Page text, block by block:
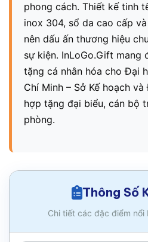
phong cách. Thiết kế tinh
inox 304, sổ da cao cấp
nên dấu ấn thương hiệu
sự kiện. InLoGo.Gift mang
tặng cá nhân hóa cho Đại
Chí Minh – Sở Kế hoạch
hợp tặng đại biểu, cán bộ
phòng.
Thông Số
Chi tiết các đặc điểm nổi